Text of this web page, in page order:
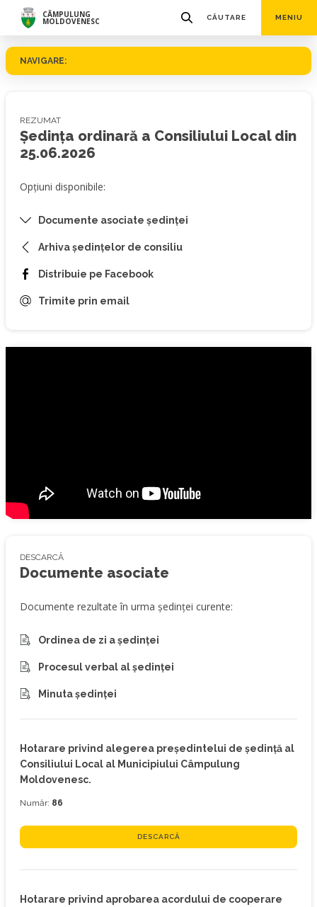
CÂMPULUNG
MOLDOVENESC CĂUTARE MENIU
NAVIGARE:
DESCARCĂ
Documente asociate
Documente rezultate în urma ședinței curente:
Ordinea de zi a ședinței
Procesul verbal al ședinței
Minuta ședinței
Hotarare privind alegerea preşedintelui de şedință al
Consiliului Local al Municipiului Câmpulung
Moldovenesc.
Număr: 86
DESCARCĂ
Hotarare privind aprobarea acordului de cooperare
REZUMAT
Ședința ordinară a Consiliului Local din
25.06.2026
Opțiuni disponibile:
Documente asociate ședinței
Arhiva ședințelor de consiliu
Distribuie pe Facebook
Trimite prin email